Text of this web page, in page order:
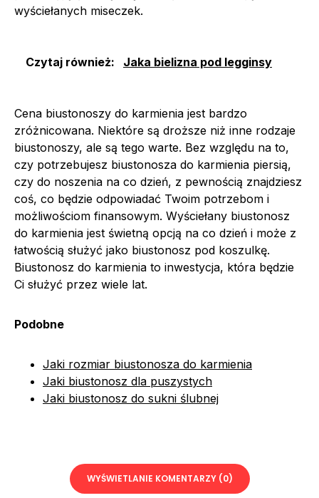
wyściełanych miseczek.
Czytaj również: Jaka bielizna pod legginsy
Cena biustonoszy do karmienia jest bardzo
zróżnicowana. Niektóre są droższe niż inne rodzaje
biustonoszy, ale są tego warte. Bez względu na to,
czy potrzebujesz biustonosza do karmienia piersią,
czy do noszenia na co dzień, z pewnością znajdziesz
coś, co będzie odpowiadać Twoim potrzebom i
możliwościom finansowym. Wyściełany biustonosz
do karmienia jest świetną opcją na co dzień i może z
łatwością służyć jako biustonosz pod koszulkę.
Biustonosz do karmienia to inwestycja, która będzie
Ci służyć przez wiele lat.
Podobne
Jaki rozmiar biustonosza do karmienia
Jaki biustonosz dla puszystych
Jaki biustonosz do sukni ślubnej
WYŚWIETLANIE KOMENTARZY (0)